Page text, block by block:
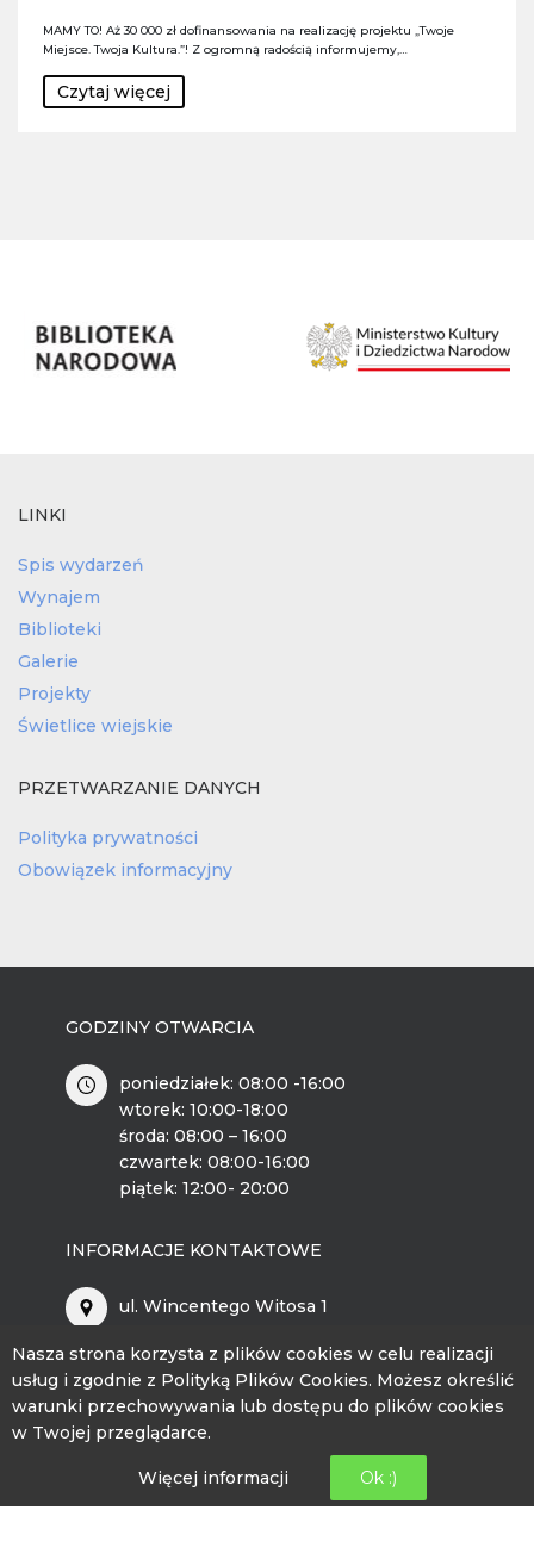
MAMY TO! Aż 30 000 zł dofinansowania na realizację projektu „Twoje
Miejsce. Twoja Kultura.”! Z ogromną radością informujemy,…
Czytaj więcej
LINKI
Spis wydarzeń
Wynajem
Biblioteki
Galerie
Projekty
Świetlice wiejskie
PRZETWARZANIE DANYCH
Polityka prywatności
Obowiązek informacyjny
GODZINY OTWARCIA
poniedziałek: 08:00 -16:00
wtorek: 10:00-18:00
środa: 08:00 – 16:00
czwartek: 08:00-16:00
piątek: 12:00- 20:00
INFORMACJE KONTAKTOWE
ul. Wincentego Witosa 1
bckip@lubiewo.pl
kontakt.bckip@lubiewo.pl
512 864 195
Nasza strona korzysta z plików cookies w celu realizacji
usług i zgodnie z Polityką Plików Cookies. Możesz określić
warunki przechowywania lub dostępu do plików cookies
w Twojej przeglądarce.
Więcej informacji Ok :)